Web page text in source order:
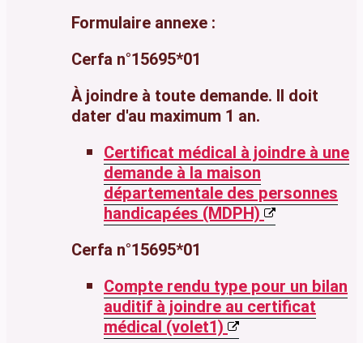
Formulaire annexe :
Cerfa n°15695*01
À joindre à toute demande. Il doit
dater d'au maximum 1 an.
Certificat médical à joindre à une
demande à la maison
départementale des personnes
handicapées (MDPH)
Cerfa n°15695*01
Compte rendu type pour un bilan
auditif à joindre au certificat
médical (volet1)